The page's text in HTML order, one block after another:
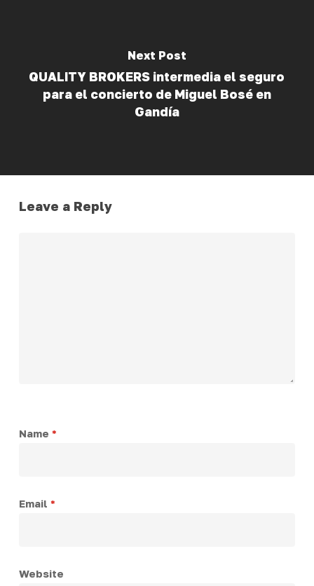
Next Post
QUALITY BROKERS intermedia el seguro
para el concierto de Miguel Bosé en
Gandía
Leave a Reply
Name *
Email *
Website